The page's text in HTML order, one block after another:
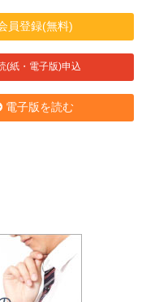
員登録(無料)
(紙・電子版)申込
電子版を読む